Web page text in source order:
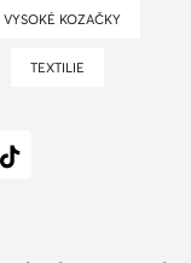
VYSOKÉ KOZAČKY
TEXTILIE